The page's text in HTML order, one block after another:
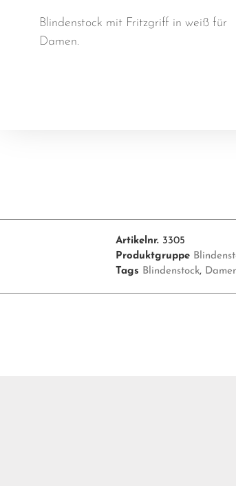
Blindenstock mit Fritzgriff in weiß für
Damen.
Artikelnr. 3305
Produktgruppe
Tags Blindenstock,